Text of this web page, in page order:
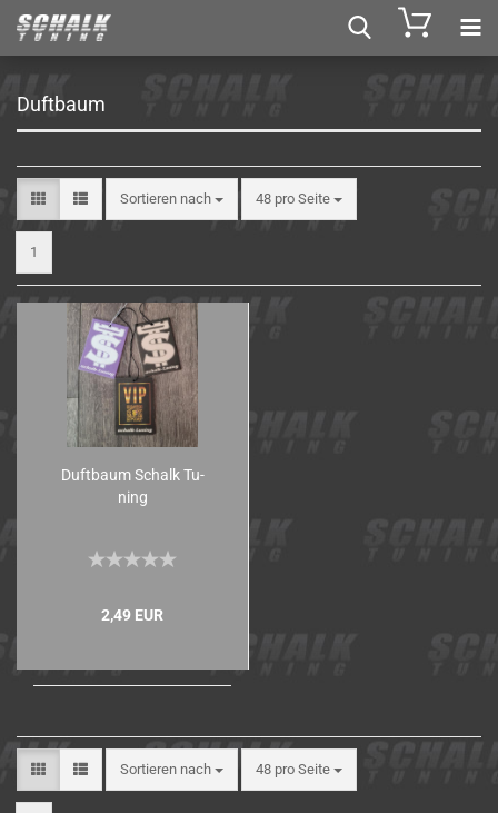
Duftbaum
Sortieren nach 48 pro Seite
1
Duft­baum Schalk Tu­
ning
2,49 EUR
Sortieren nach 48 pro Seite